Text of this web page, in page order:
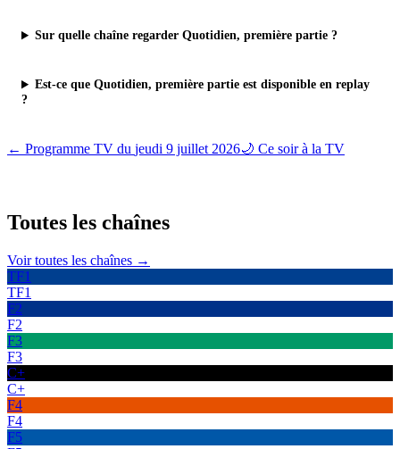
Sur quelle chaîne regarder Quotidien, première partie ?
Est-ce que Quotidien, première partie est disponible en replay
?
← Programme TV du jeudi 9 juillet 2026🌙 Ce soir à la TV
Toutes les chaînes
Voir toutes les chaînes →
TF1
TF1
F2
F2
F3
F3
C+
C+
F4
F4
F5